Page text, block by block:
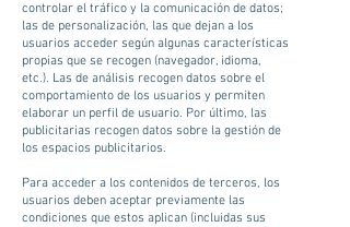
controlar el tráfico y la comunicación de datos;
las de personalización, las que dejan a los
usuarios acceder según algunas características
propias que se recogen (navegador, idioma,
etc.). Las de análisis recogen datos sobre el
comportamiento de los usuarios y permiten
elaborar un perfil de usuario. Por último, las
publicitarias recogen datos sobre la gestión de
los espacios publicitarios.
Para acceder a los contenidos de terceros, los
usuarios deben aceptar previamente las
condiciones que estos aplican (incluidas sus